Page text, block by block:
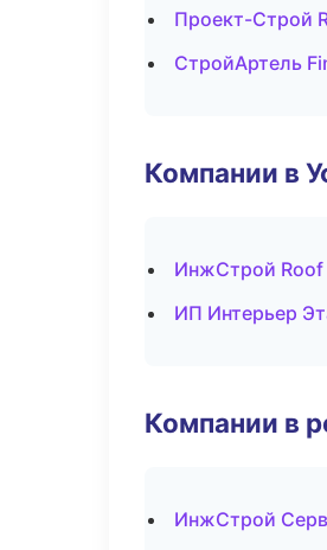
Проект-Строй
СтройАртель
Компании в
ИнжСтрой
ИП Интерьер
Компании в
ИнжСтрой